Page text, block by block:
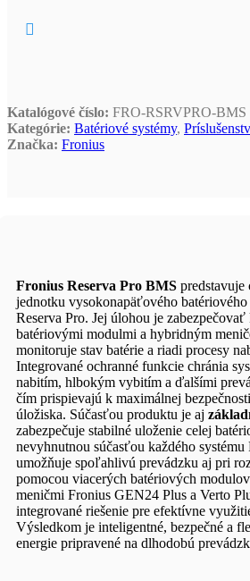
Katalógové číslo: FRO-RSRVPRO-BMS
Kategórie: Batériové systémy,
Značka: Fronius
Fronius Reserva Pro BMS predstavuje
jednotku vysokonapäťového batériového
Reserva Pro. Jej úlohou je
batériovými modulmi a hybridným
monitoruje stav batérie a riadi procesy
Integrované ochranné funkcie chránia
nabitím, hlbokým vybitím a ďalšími
čím prispievajú k maximálnej
úložiska. Súčasťou produktu je aj
zabezpečuje stabilné uloženie celej
nevyhnutnou súčasťou každého systému
umožňuje spoľahlivú prevádzku aj pri
pomocou viacerých batériových
meničmi Fronius GEN24 Plus a Verto
integrované riešenie pre efektívne
Výsledkom je inteligentné, bezpečné a
energie pripravené na dlhodobú